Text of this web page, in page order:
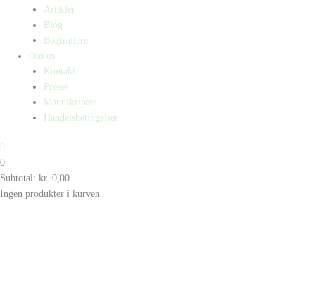
Artikler
Blog
Bogtrailere
Om os
Kontakt
Presse
Manuskripter
Handelsbetingelser
0
0
Subtotal: kr. 0,00
Ingen produkter i kurven